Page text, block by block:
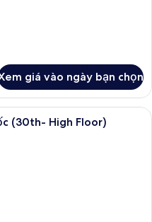
giá vào ngày bạn chọn
phòng ngủ, két bảo mật tại phòng,
(30th- High Floor)